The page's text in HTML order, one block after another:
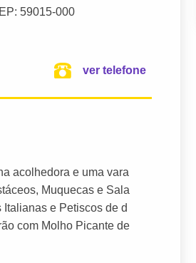
59015-000
ver telefone
acolhedora e uma vara
Muquecas e Sala
e Petiscos de d
com Molho Picante de